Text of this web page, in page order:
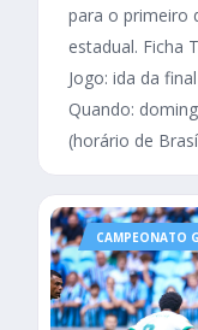
para o primeiro
estadual. Ficha
Jogo: ida da
Quando:
(horário de
CAMPEONATO